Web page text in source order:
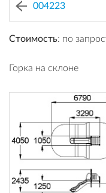
004223
Стоимость: по
Горка на склоне